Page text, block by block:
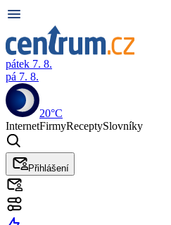
pátek 7. 8.
pá 7. 8.
20°C
InternetFirmyReceptySlovníky
Přihlášení